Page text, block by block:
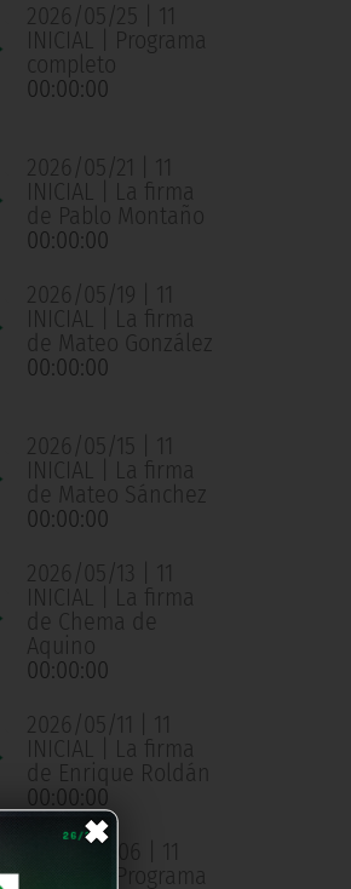
×
2026/05/25 | 11
INICIAL | Programa
completo
00:00:00
2026/05/21 | 11
INICIAL | La firma
de Pablo Montaño
00:00:00
2026/05/19 | 11
INICIAL | La firma
de Mateo González
00:00:00
2026/05/15 | 11
INICIAL | La firma
de Mateo Sánchez
00:00:00
2026/05/13 | 11
INICIAL | La firma
de Chema de
Aquino
00:00:00
2026/05/11 | 11
INICIAL | La firma
de Enrique Roldán
00:00:00
2026/05/06 | 11
INICIAL | Programa